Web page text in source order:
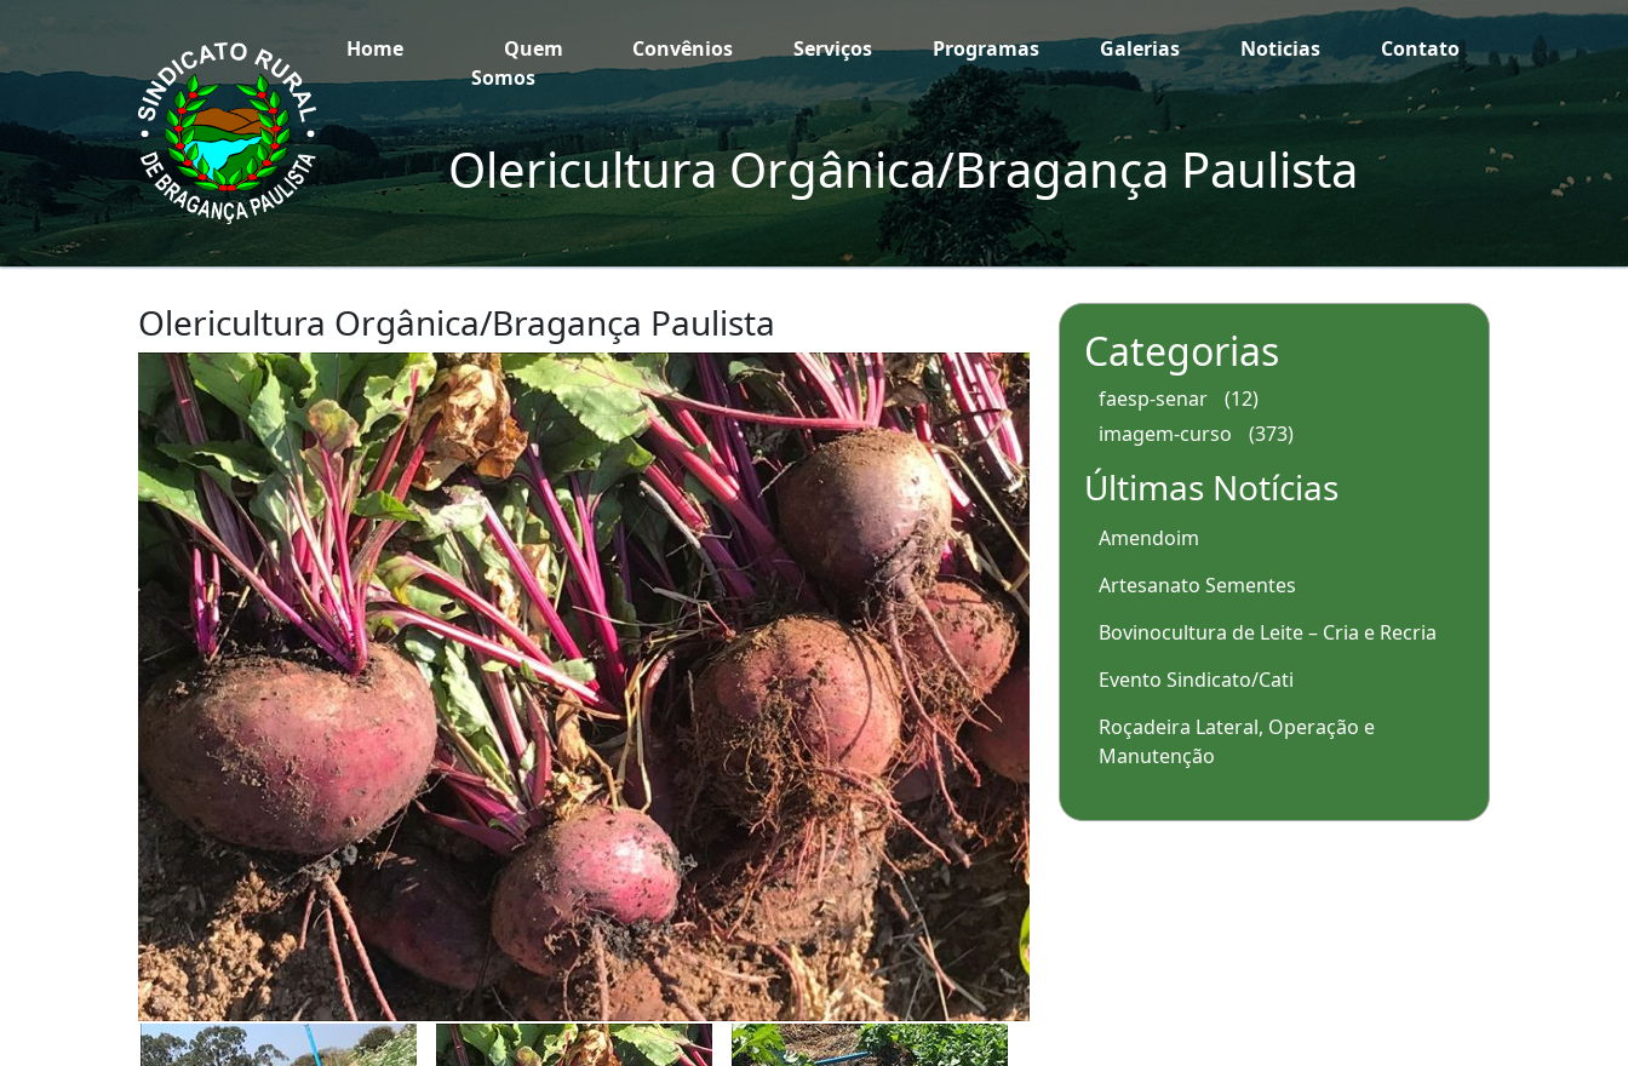
Home
Quem
Somos
Convênios Serviços Programas Galerias Noticias Contato
Olericultura Orgânica/Bragança Paulista
Olericultura Orgânica/Bragança Paulista
Categorias
faesp-senar
(12)
imagem-curso
(373)
Últimas Notícias
Amendoim
Artesanato Sementes
Bovinocultura de Leite – Cria e Recria
Evento Sindicato/Cati
Roçadeira Lateral, Operação e
Manutenção